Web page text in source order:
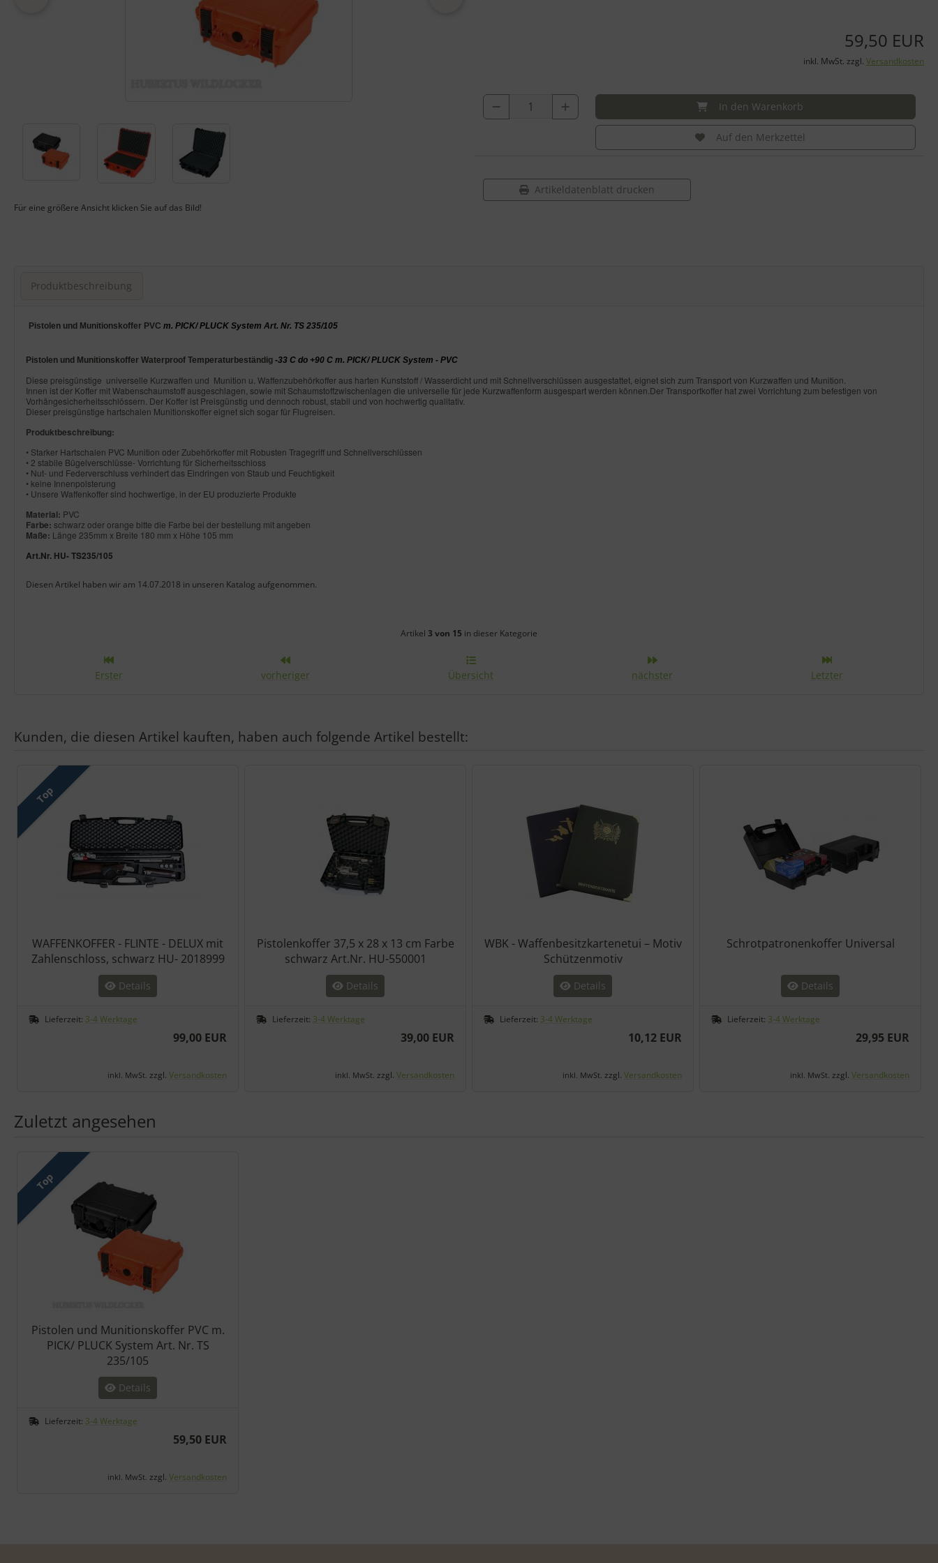
Für eine größere Ansicht klicken Sie auf das Bild!
59,50 EUR
inkl. MwSt. zzgl. Versandkosten
In den Warenkorb
Auf den Merkzettel
Artikeldatenblatt drucken
Produktbeschreibung
Produktbeschreibung
Pistolen und Munitionskoffer PVC m. PICK/ PLUCK System Art. Nr. TS 235/105
Pistolen und Munitionskoffer Waterproof Temperaturbeständig -33 C do +90 C m. PICK/ PLUCK System - PVC
Diese preisgünstige universelle Kurzwaffen und Munition u. Waffenzubehörkoffer aus harten Kunststoff / Wasserdicht und mit Schnellverschlüssen ausgestattet, eignet sich zum Transport von Kurzwaffen und Munition.
Innen ist der Koffer mit Wabenschaumstoff ausgeschlagen, sowie mit Schaumstoffzwischenlagen die universelle für jede Kurzwaffenform ausgespart werden können.Der Transportkoffer hat zwei Vorrichtung zum befestigen von
Vorhängesicherheitsschlössern. Der Koffer ist Preisgünstig und dennoch robust, stabil und von hochwertig qualitativ.
Dieser preisgünstige hartschalen Munitionskoffer eignet sich sogar für Flugreisen.
Produktbeschreibung:
• Starker Hartschalen PVC Munition oder Zubehörkoffer mit Robusten Tragegriff und Schnellverschlüssen
• 2 stabile Bügelverschlüsse- Vorrichtung für Sicherheitsschloss
• Nut- und Federverschluss verhindert das Eindringen von Staub und Feuchtigkeit
• keine Innenpolsterung
• Unsere Waffenkoffer sind hochwertige, in der EU produzierte Produkte
Material: PVC
Farbe: schwarz oder orange bitte die Farbe bei der bestellung mit angeben
Maße: Länge 235mm x Breite 180 mm x Höhe 105 mm
Art.Nr. HU- TS235/105
Diesen Artikel haben wir am 14.07.2018 in unseren Katalog aufgenommen.
Artikelnavigation innerhalb dieser Kategorie
Artikel 3 von 15 in dieser Kategorie
Erster vorheriger Übersicht nächster Letzter
Kunden, die diesen Artikel kauften, haben auch folgende Artikel bestellt:
Es folgt ein Produktslider - navigieren Sie mit der Tab-Taste zu den einzelnen Artikeln.
Top
WAFFENKOFFER - FLINTE - DELUX mit
Zahlenschloss, schwarz HU- 2018999
Details
Lieferzeit: 3-4 Werktage
99,00 EUR
inkl. MwSt. zzgl. Versandkosten
Pistolenkoffer 37,5 x 28 x 13 cm Farbe
schwarz Art.Nr. HU-550001
Details
Lieferzeit: 3-4 Werktage
39,00 EUR
inkl. MwSt. zzgl. Versandkosten
WBK - Waffenbesitzkartenetui – Motiv
Schützenmotiv
Details
Lieferzeit: 3-4 Werktage
10,12 EUR
inkl. MwSt. zzgl. Versandkosten
Schrotpatronenkoffer Universal
Details
Lieferzeit: 3-4 Werktage
29,95 EUR
inkl. MwSt. zzgl. Versandkosten
Zuletzt angesehen
Es folgt ein Produktslider - navigieren Sie mit der Tab-Taste zu den einzelnen Artikeln.
Top
Pistolen und Munitionskoffer PVC m.
PICK/ PLUCK System Art. Nr. TS
235/105
Details
Lieferzeit: 3-4 Werktage
59,50 EUR
inkl. MwSt. zzgl. Versandkosten